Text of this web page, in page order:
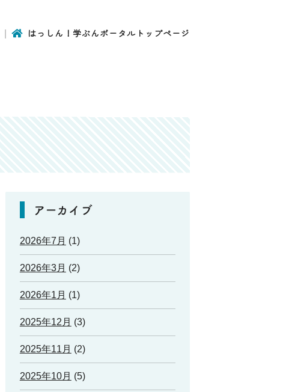
はっしん！学ぶんポータルトップページ
アーカイブ
2026年7月 (1)
2026年3月 (2)
2026年1月 (1)
2025年12月 (3)
2025年11月 (2)
2025年10月 (5)